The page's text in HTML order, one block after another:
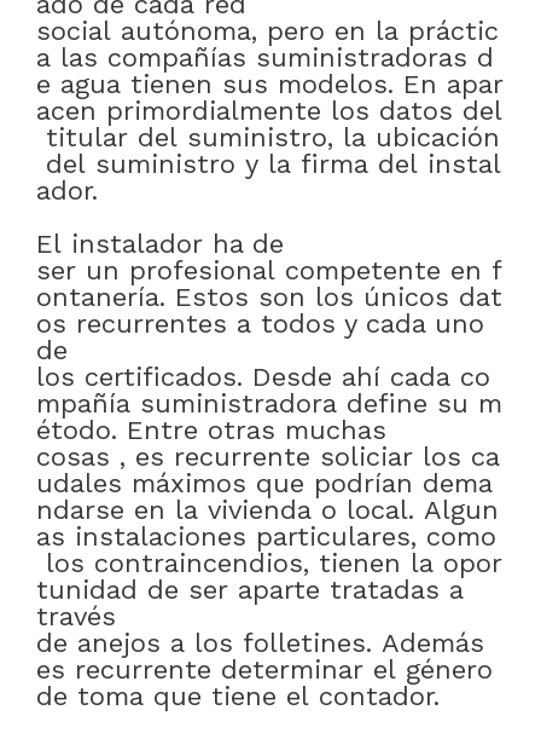
social autónoma, pero en la práctic
a las compañías suministradoras d
e agua tienen sus modelos. En apar
acen primordialmente los datos del
titular del suministro, la ubicación
del suministro y la firma del instal
ador.
El instalador ha de
ser un profesional competente en f
ontanería. Estos son los únicos dat
os recurrentes a todos y cada uno
de
los certificados. Desde ahí cada co
mpañía suministradora define su m
étodo. Entre otras muchas
cosas , es recurrente soliciar los ca
udales máximos que podrían dema
ndarse en la vivienda o local. Algun
as instalaciones particulares, como
los contraincendios, tienen la opor
tunidad de ser aparte tratadas a
través
de anejos a los folletines. Además
es recurrente determinar el género
de toma que tiene el contador.